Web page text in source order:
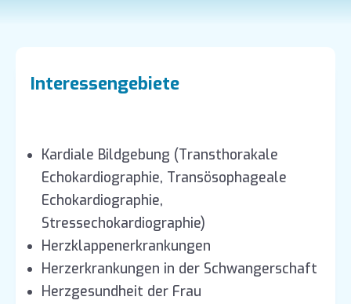
Interessengebiete
Kardiale Bildgebung (Transthorakale
Echokardiographie, Transösophageale
Echokardiographie,
Stressechokardiographie)
Herzklappenerkrankungen
Herzerkrankungen in der Schwangerschaft
Herzgesundheit der Frau